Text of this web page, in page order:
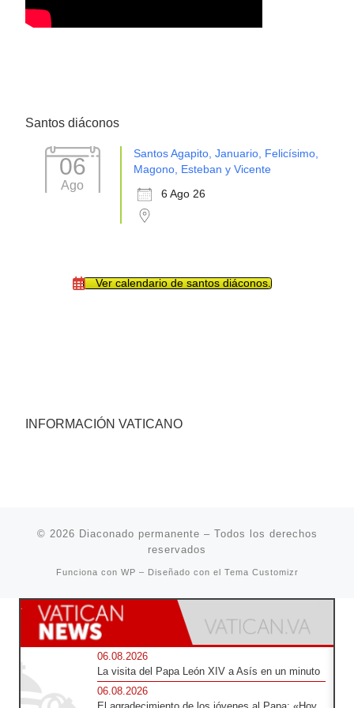
Santos diáconos
06
Ago
Santos Agapito, Januario, Felicísimo,
Magono, Esteban y Vicente
6 Ago 26
Ver calendario de santos diáconos.
INFORMACIÓN VATICANO
© 2026 Diaconado permanente – Todos los derechos
reservados
Funciona con WP – Diseñado con el Tema Customizr
06.08.2026
La visita del Papa León XIV a Asís en un minuto
06.08.2026